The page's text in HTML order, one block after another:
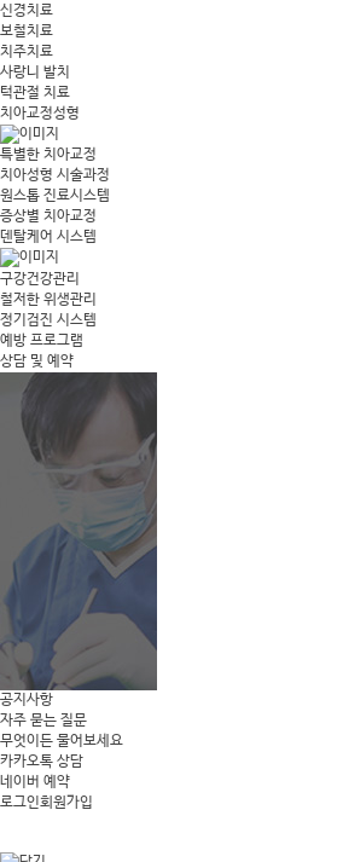
신경치료
보철치료
치주치료
사랑니 발치
턱관절 치료
치아교정성형
특별한 치아교정
치아성형 시술과정
원스톱 진료시스템
증상별 치아교정
덴탈케어 시스템
구강건강관리
철저한 위생관리
정기검진 시스템
예방 프로그램
상담 및 예약
공지사항
자주 묻는 질문
무엇이든 물어보세요
카카오톡 상담
네이버 예약
로그인회원가입